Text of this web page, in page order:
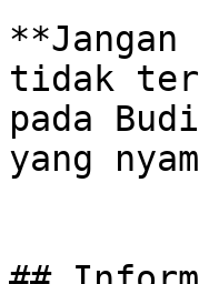
tidak
pada
yang